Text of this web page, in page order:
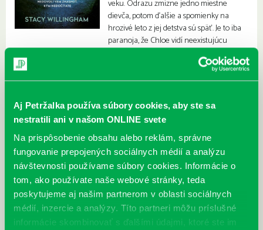
Aj Petržalka používa súbory cookies, aby ste sa
nestratili ani v našom ONLINE svete
Na prispôsobenie obsahu alebo reklám, správne
fungovanie prepojených sociálnych médií a analýzu
návštevnosti používame súbory cookies. Informácie o
tom, ako používate naše webové stránky, teda
poskytujeme aj našim partnerom v oblasti sociálnych
médií, inzercie a analýzy. Títo partneri môžu príslušné
informácie skombinovať s ďalšími údajmi, ktoré ste im
veku. Odrazu zmizne jedno miestne
dievča, potom ďalšie a spomienky na
hrozivé leto z jej detstva sú späť. Je to iba
paranoja, že Chloe vidí neexistujúcu
paralelu s minulosťou, alebo druhý raz v živote odhalí vraha?